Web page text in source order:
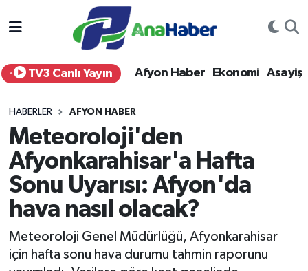
TV3 Canlı Yayın Afyon Haber Ekonomi Asayiş
HABERLER AFYON HABER
Meteoroloji'den
Afyonkarahisar'a Hafta
Sonu Uyarısı: Afyon'da
hava nasıl olacak?
Meteoroloji Genel Müdürlüğü, Afyonkarahisar
için hafta sonu hava durumu tahmin raporunu
Yurt Haber
Afyon Haber
Siyaset
Spor
Sağlık
Afyonkarahisar Nöbetçi Eczaneler
Afyonkarahisar Hava Durumu
Afyonkarahisar Trafik Yoğunluk Haritası
Süper Lig Puan Durumu ve Fikstür
Son Dakika Haberleri